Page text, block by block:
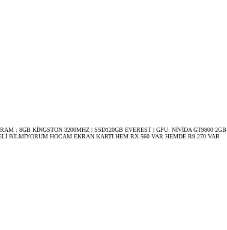
: 8GB KİNGSTON 3200MHZ | SSD120GB EVEREST | GPU: NİVİDA GT9800 2GB
BİLMİYORUM HOCAM EKRAN KARTI HEM RX 560 VAR HEMDE R9 270 VAR